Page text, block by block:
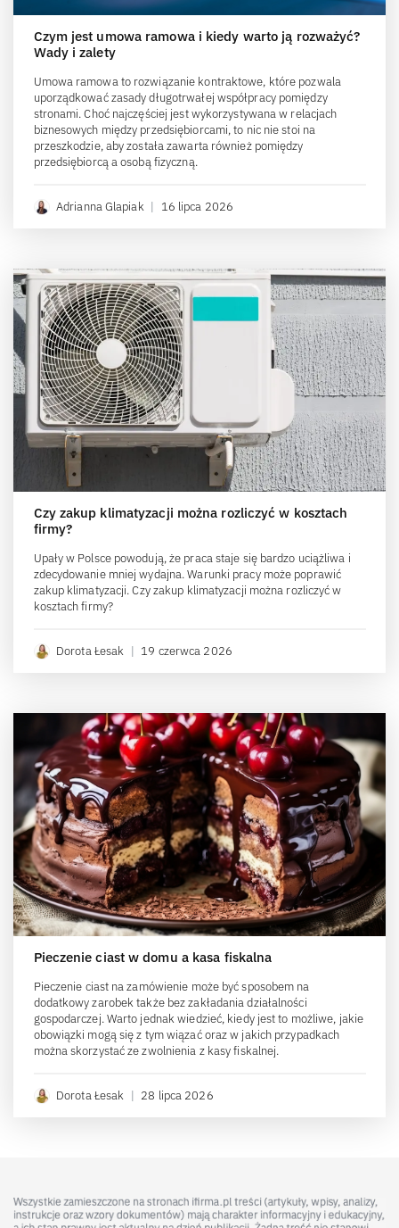
Czym jest umowa ramowa i kiedy warto ją rozważyć?
Wady i zalety
Umowa ramowa to rozwiązanie kontraktowe, które pozwala
uporządkować zasady długotrwałej współpracy pomiędzy
stronami. Choć najczęściej jest wykorzystywana w relacjach
biznesowych między przedsiębiorcami, to nic nie stoi na
przeszkodzie, aby została zawarta również pomiędzy
przedsiębiorcą a osobą fizyczną.
Adrianna Glapiak | 16 lipca 2026
Czy zakup klimatyzacji można rozliczyć w kosztach
firmy?
Upały w Polsce powodują, że praca staje się bardzo uciążliwa i
zdecydowanie mniej wydajna. Warunki pracy może poprawić
zakup klimatyzacji. Czy zakup klimatyzacji można rozliczyć w
kosztach firmy?
Dorota Łesak | 19 czerwca 2026
Pieczenie ciast w domu a kasa fiskalna
Pieczenie ciast na zamówienie może być sposobem na
dodatkowy zarobek także bez zakładania działalności
gospodarczej. Warto jednak wiedzieć, kiedy jest to możliwe, jakie
obowiązki mogą się z tym wiązać oraz w jakich przypadkach
można skorzystać ze zwolnienia z kasy fiskalnej.
Dorota Łesak | 28 lipca 2026